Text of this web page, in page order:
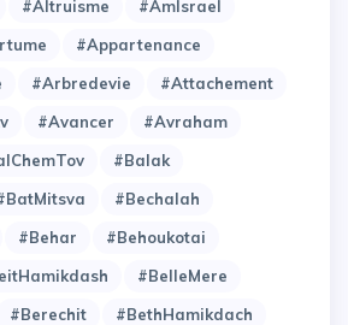
#Altruisme
#AmIsrael
#Appartenance
#Arbredevie
#Attachement
#Avancer
#Avraham
#Balak
#Bechalah
#Behar
#Behoukotai
#BelleMere
#Berechit
#BethHamikdach